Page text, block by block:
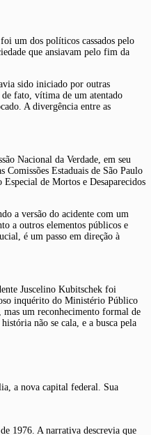
um dos políticos cassados pelo
que ansiavam pelo fim da
sido iniciado por outras
de fato, vítima de um atentado
A divergência entre as
Nacional da Verdade, em seu
Estaduais de São Paulo
de Mortos e Desaparecidos
a versão do acidente com um
a outros elementos públicos e
é um passo em direção à
Juscelino Kubitschek foi
inquérito do Ministério Público
mas um reconhecimento formal de
não se cala, e a busca pela
a nova capital federal. Sua
1976. A narrativa descrevia que